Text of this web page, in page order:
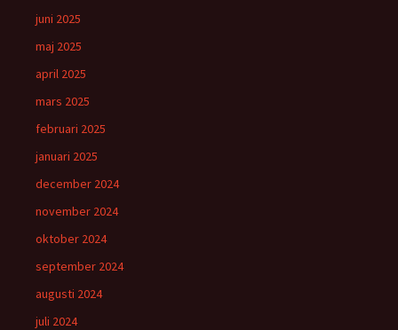
juni 2025
maj 2025
april 2025
mars 2025
februari 2025
januari 2025
december 2024
november 2024
oktober 2024
september 2024
augusti 2024
juli 2024